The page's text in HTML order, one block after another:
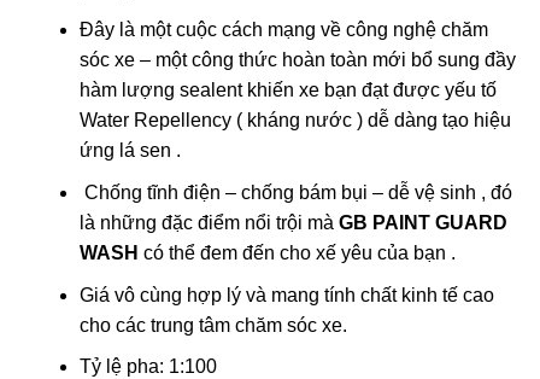
Đây là một cuộc cách mạng về công nghệ chăm
sóc xe – một công thức hoàn toàn mới bổ sung đầy
hàm lượng sealent khiến xe bạn đạt được yếu tố
Water Repellency ( kháng nước ) dễ dàng tạo hiệu
ứng lá sen .
Chống tĩnh điện – chống bám bụi – dễ vệ sinh , đó
là những đặc điểm nổi trội mà GB PAINT GUARD
WASH có thể đem đến cho xế yêu của bạn .
Giá vô cùng hợp lý và mang tính chất kinh tế cao
cho các trung tâm chăm sóc xe.
Tỷ lệ pha: 1:100